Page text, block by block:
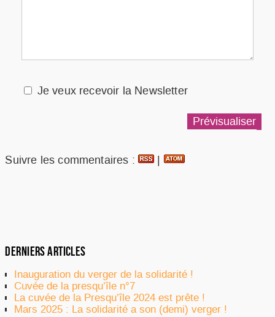
Je veux recevoir la Newsletter
Suivre les commentaires : |
DERNIERS ARTICLES
Inauguration du verger de la solidarité !
Cuvée de la presqu’île n°7
La cuvée de la Presqu’île 2024 est prête !
Mars 2025 : La solidarité a son (demi) verger !